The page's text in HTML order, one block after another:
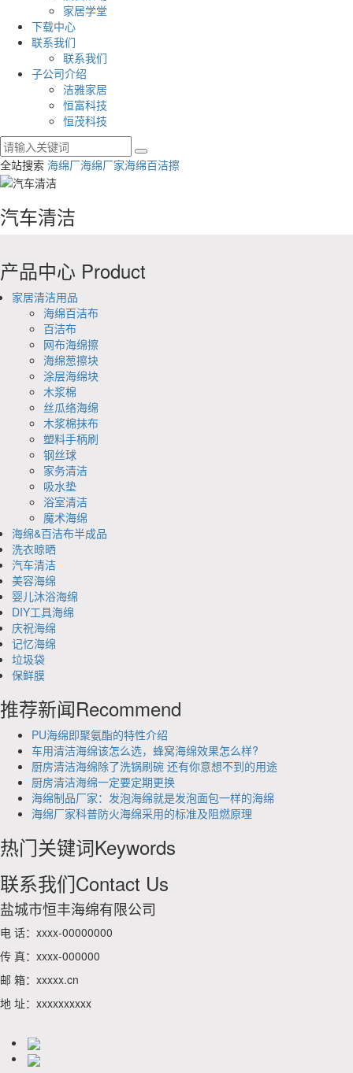
家居学堂
下载中心
联系我们
联系我们
子公司介绍
洁雅家居
恒富科技
恒茂科技
全站搜索 海绵厂海绵厂家海绵百洁擦
汽车清洁
产品中心 Product
家居清洁用品
海绵百洁布
百洁布
网布海绵擦
海绵葱擦块
涂层海绵块
木浆棉
丝瓜络海绵
木浆棉抹布
塑料手柄刷
钢丝球
家务清洁
吸水垫
浴室清洁
魔术海绵
海绵&百洁布半成品
洗衣晾晒
汽车清洁
美容海绵
婴儿沐浴海绵
DIY工具海绵
庆祝海绵
记忆海绵
垃圾袋
保鲜膜
推荐新闻Recommend
PU海绵即聚氨酯的特性介绍
车用清洁海绵该怎么选，蜂窝海绵效果怎么样?
厨房清洁海绵除了洗锅刷碗 还有你意想不到的用途
厨房清洁海绵一定要定期更换
海绵制品厂家：发泡海绵就是发泡面包一样的海绵
海绵厂家科普防火海绵采用的标准及阻燃原理
热门关键词Keywords
联系我们Contact Us
盐城市恒丰海绵有限公司
电 话：xxxx-00000000
传 真：xxxx-000000
邮 箱：xxxxx.cn
地 址：xxxxxxxxxx